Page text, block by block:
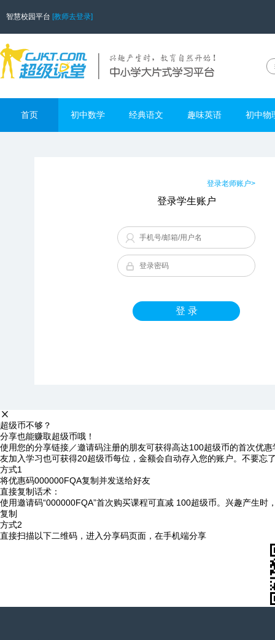
智慧校园平台 [教师去登录]
首页 初中数学 经典语文 趣味英语 初中物
登录老师账户>
登录学生账户
登 录
超级币不够？
分享也能赚取超级币哦！
使用您的分享链接／邀请码注册的朋友可获得高达100超级币的首次优
友加入学习也可获得20超级币每位，金额会自动存入您的账户。不要忘
方式1
将优惠码000000FQA复制并发送给好友
直接复制话术：
使用邀请码“000000FQA”首次购买课程可直减 100超级币。兴趣产生时
复制
方式2
直接扫描以下二维码，进入分享码页面，在手机端分享